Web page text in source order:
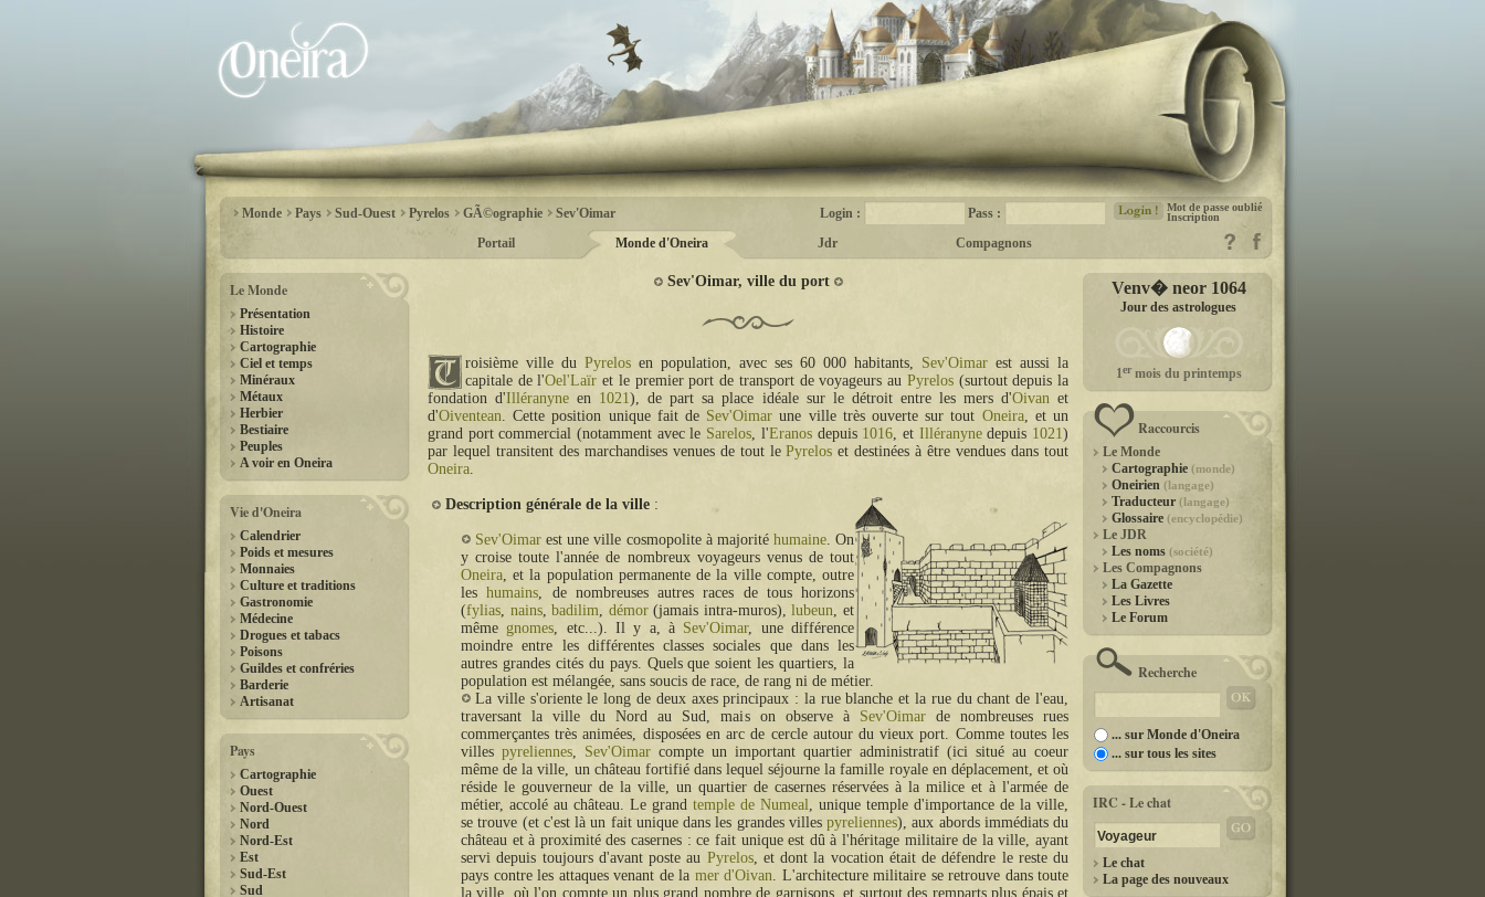
Monde Pays Sud-Ouest Pyrelos GÃ©ographie Sev'Oimar Login : Pass :
Mot de passe oublié
Inscription
Portail Monde d'Oneira Jdr Compagnons
Le Monde
Présentation
Histoire
Cartographie
Ciel et temps
Minéraux
Métaux
Herbier
Bestiaire
Peuples
A voir en Oneira
Vie d'Oneira
Calendrier
Poids et mesures
Monnaies
Culture et traditions
Gastronomie
Médecine
Drogues et tabacs
Poisons
Guildes et confréries
Barderie
Artisanat
Pays
Cartographie
Ouest
Nord-Ouest
Nord
Nord-Est
Est
Sud-Est
Sud
Venv� neor 1064
Jour des astrologues
1ermois du printemps
Raccourcis
Le Monde
Cartographie (monde)
Oneirien (langage)
Traducteur (langage)
Glossaire (encyclopédie)
Le JDR
Les noms (société)
Les Compagnons
La Gazette
Les Livres
Le Forum
Recherche
... sur Monde d'Oneira
... sur tous les sites
IRC - Le chat
Le chat
La page des nouveaux
Sev'Oimar, ville du port
roisième ville du Pyrelos en population, avec ses 60 000 habitants, Sev'Oimar est aussi la
capitale de l'Oel'Laïr et le premier port de transport de voyageurs au Pyrelos(surtout depuis la
fondation d'Illéranyne en 1021), de part sa place idéale sur le détroit entre les mers d'Oivanet
d'Oiventean. Cette position unique fait de Sev'Oimar une ville très ouverte sur tout Oneira, et un
grand port commercial (notamment avec le Sarelos, l'Eranosdepuis 1016, et Illéranynedepuis 1021)
par lequel transitent des marchandises venues de tout lePyrelos et destinées à être vendues dans tout
Oneira.
Description générale de la ville
Sev'Oimar est une ville cosmopolite à majorité humaine. On
y croise toute l'année de nombreux voyageurs venus de tout
Oneira, et la population permanente de la ville compte, outre
leshumains, de nombreuses autres races de tous horizons
(fylias, nains,badilim, démor(jamais intra-muros),lubeun, et
mêmegnomes, etc...). Il y a, à Sev'Oimar, une différence
moindre entre les différentes classes sociales que dans les
autres grandes cités du pays. Quels que soient les quartiers, la
population est mélangée, sans soucis de race, de rang ni de métier.
La ville s'oriente le long de deux axes principaux : la rue blanche et la rue du chant de l'eau,
traversant la ville du Nord au Sud, mais on observe à Sev'Oimarde nombreuses rues
commerçantes très animées, disposées en arc de cercle autour du vieux port. Comme toutes les
villes pyreliennes, Sev'Oimar compte un important quartier administratif (ici situé au coeur
même de la ville, un château fortifié dans lequel séjourne la famille royale en déplacement, et où
réside le gouverneur de la ville, un quartier de casernes réservées à la milice et à l'armée de
métier, accolé au château. Le grand temple de Numeal, unique temple d'importance de la ville,
se trouve (et c'est là un fait unique dans les grandes villes pyreliennes), aux abords immédiats du
château et à proximité des casernes : ce fait unique est dû à l'héritage militaire de la ville, ayant
servi depuis toujours d'avant poste au Pyrelos, et dont la vocation était de défendre le reste du
pays contre les attaques venant de la mer d'Oivan. L'architecture militaire se retrouve dans toute
la ville, où l'on compte un plus grand nombre de garnisons, et surtout des remparts plus épais et